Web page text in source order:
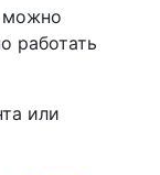
можно
работать
или